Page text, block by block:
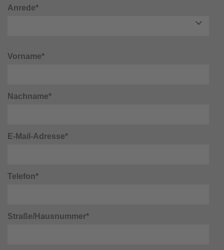
Anrede*
Vorname*
Nachname*
E-Mail-Adresse*
Telefon*
Straße/Hausnummer*